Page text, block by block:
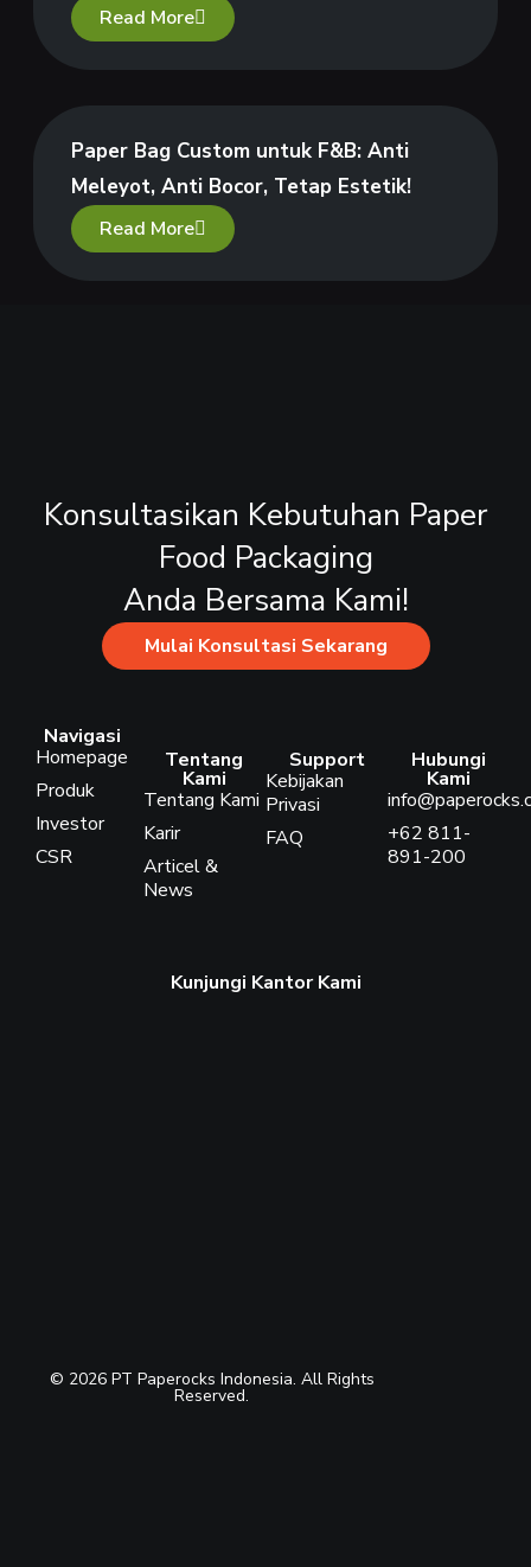
Read More
Paper Bag Custom untuk F&B: Anti
Meleyot, Anti Bocor, Tetap Estetik!
Read More
Konsultasikan Kebutuhan Paper
Food Packaging
Anda Bersama Kami!
Mulai Konsultasi Sekarang
Navigasi
Homepage
Produk
Investor
CSR
Tentang
Kami
Tentang Kami
Karir
Articel &
News
Support
Kebijakan
Privasi
FAQ
Hubungi
Kami
+62 811-
891-200
Kunjungi Kantor Kami
© 2026 PT Paperocks Indonesia. All Rights
Reserved.